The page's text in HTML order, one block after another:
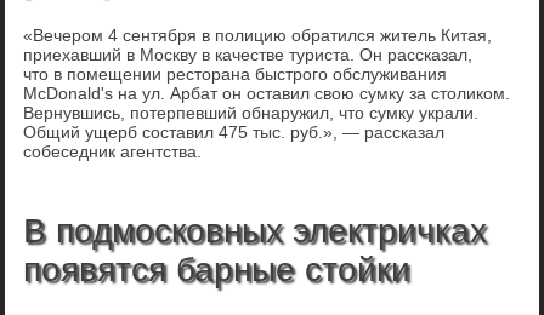
«Вечером 4 сентября в полицию обратился житель Китая,
приехавший в Москву в качестве туриста. Он рассказал,
что в помещении ресторана быстрого обслуживания
McDonald's на ул. Арбат он оставил свою сумку за столиком.
Вернувшись, потерпевший обнаружил, что сумку украли.
Общий ущерб составил 475 тыс. руб.», — рассказал
собеседник агентства.
В подмосковных электричках
появятся барные стойки